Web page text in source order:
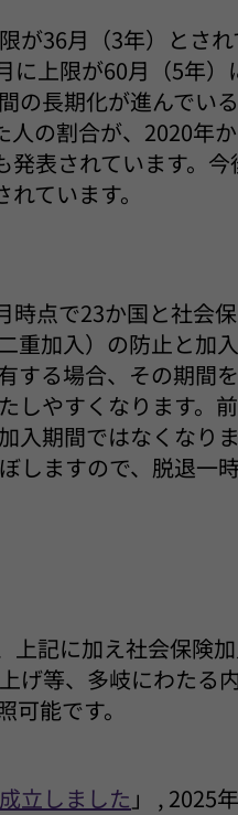
36月（3年）とされ
上限が60月（5年）
の長期化が進んでい
の割合が、2020年
表されています。
ています。
点で23か国と社会
重加入）の防止と加
する場合、その期間
しやすくなります。
入期間ではなくなり
しますので、脱退一
上記に加え社会保険
げ等、多岐にわたる
能です。
立しました 」 , 2025